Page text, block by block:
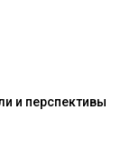
и перспективы